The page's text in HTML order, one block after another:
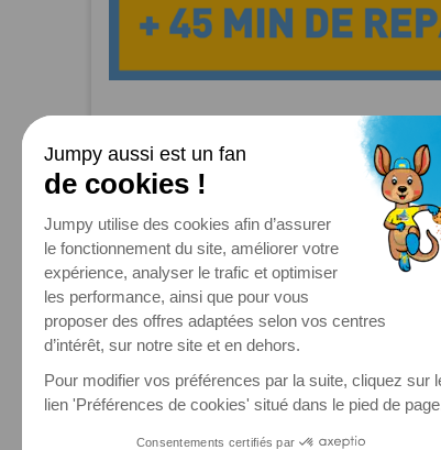
CHOISISSEZ VOTRE DATE
CRÉNEAUX DISPONIBLES LE SAMEDI 08 AOÛT
16:30 168.00 €
ÉTAPE PRÉCÉDENTE